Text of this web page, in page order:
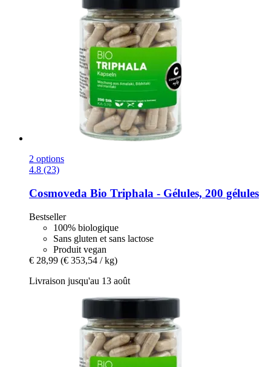
2 options
4.8 (23)
Cosmoveda Bio Triphala -​ Gélules, 200 gélules
Bestseller
100% biologique
Sans gluten et sans lactose
Produit vegan
€ 28,99 (€ 353,54 / kg)
Livraison jusqu'au 13 août